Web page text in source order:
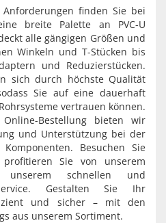
finden Sie bei
breite Palette an PVC-U
alle gängigen Größen und
Winkeln und T-Stücken bis
und Reduzierstücken.
sich durch höchste Qualität
Sie auf eine dauerhaft
vertrauen können.
Bestellung bieten wir
und Unterstützung bei der
Besuchen Sie
Sie von unserem
unserem schnellen und
Gestalten Sie Ihr
und sicher – mit den
aus unserem Sortiment.